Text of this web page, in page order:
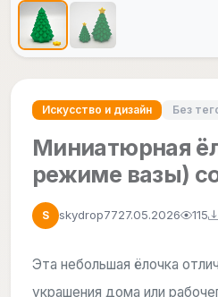
Искусство и дизайн Без
Миниатюрная
режиме вазы)
S skydrop7727.05.2026 115
Эта небольшая ёлочка
украшения дома или